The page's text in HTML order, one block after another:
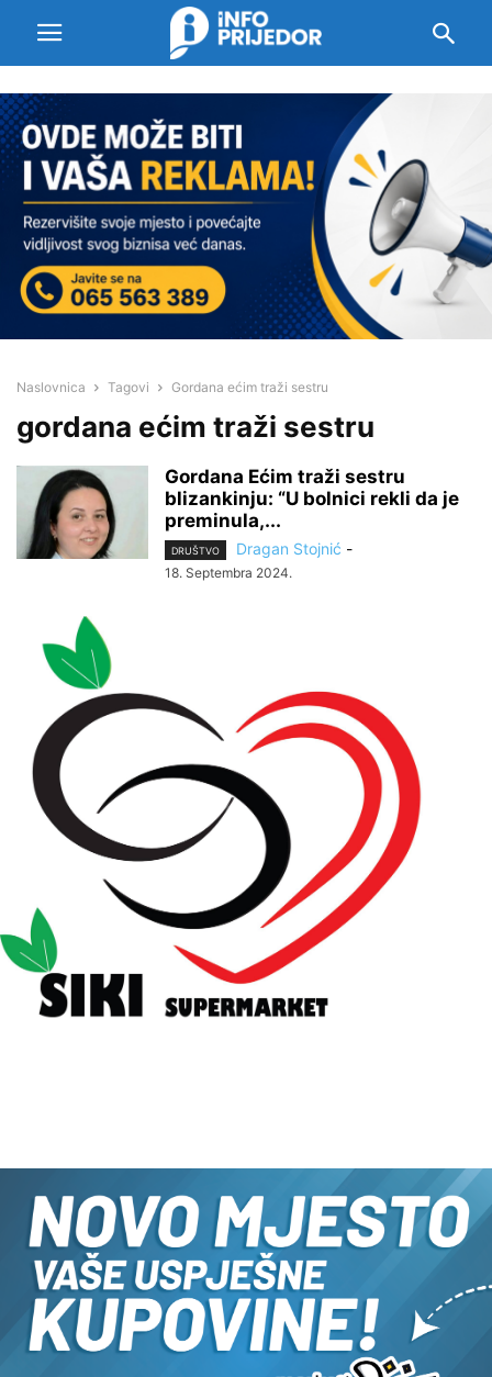
Naslovnica Tagovi Gordana ećim traži sestru
gordana ećim traži sestru
Gordana Ećim traži sestru
blizankinju: “U bolnici rekli da je
preminula,...
DRUŠTVO Dragan Stojnić -
18. Septembra 2024.